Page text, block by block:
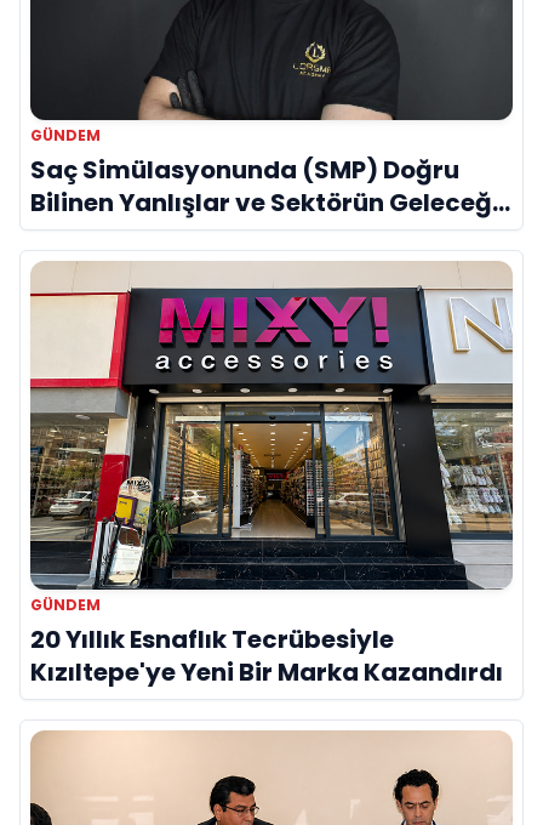
GÜNDEM
Saç Simülasyonunda (SMP) Doğru
Bilinen Yanlışlar ve Sektörün Geleceği:
Onur Akdeniz ile Özel Röportaj
GÜNDEM
20 Yıllık Esnaflık Tecrübesiyle
Kızıltepe'ye Yeni Bir Marka Kazandırdı